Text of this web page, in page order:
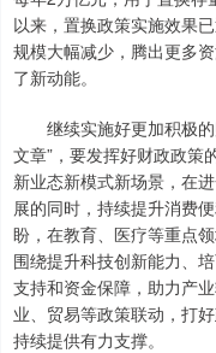
以来，置换政策实施效果
规模大幅减少，腾出更多
了新动能。
继续实施好更加积极的
文章”，要发挥好财政政策
新业态新模式新场景，在
展的同时，持续提升消费
盼，在教育、医疗等重点
围绕提升科技创新能力、
支持和资金保障，助力产
业、贸易等政策联动，打
持续提供有力支撑。